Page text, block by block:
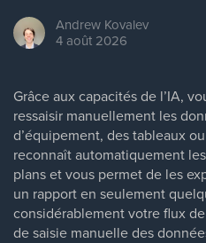
Andrew Kovalev
4 août 2026
Grâce aux capacités de l’IA,
ressaisir manuellement les
d’équipement, des tableaux
reconnaît automatiquement
plans et vous permet de les
un rapport en seulement
considérablement votre flux
de saisie manuelle des